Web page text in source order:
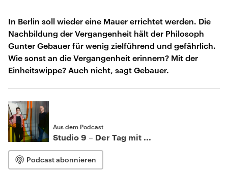
In Berlin soll wieder eine Mauer errichtet werden. Die
Nachbildung der Vergangenheit hält der Philosoph
Gunter Gebauer für wenig zielführend und gefährlich.
Wie sonst an die Vergangenheit erinnern? Mit der
Einheitswippe? Auch nicht, sagt Gebauer.
Aus dem Podcast
Studio 9 – Der Tag mit ...
Podcast abonnieren